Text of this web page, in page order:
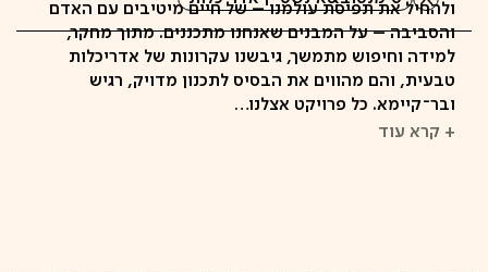
ולהחיל את תפיסת עולמנו – של חיים מיטיבים עם האדם
והסביבה – על המבנים שאנחנו מתכננים. מתוך מחקר,
למידה וחיפוש מתמשך, גיבשנו עקרונות של אדריכלות
טבעית, והם מהווים את הבסיס לתכנון מדויק, רגיש
ובר־קיימא. כל פרויקט אצלנו…
+ קרא עוד